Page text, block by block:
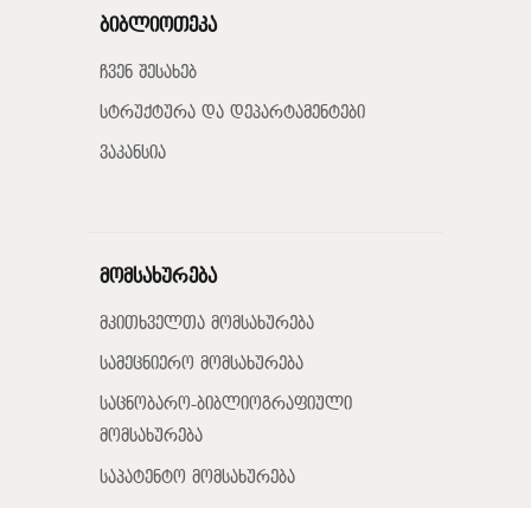
ბიბლიოთეკა
ჩვენ შესახებ
სტრუქტურა და დეპარტამენტები
ვაკანსია
მომსახურება
მკითხველთა მომსახურება
სამეცნიერო მომსახურება
საცნობარო-ბიბლიოგრაფიული
მომსახურება
საპატენტო მომსახურება